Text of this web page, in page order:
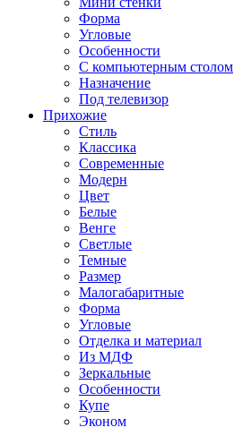
Форма
Угловые
Особенности
С компьютерным столом
Назначение
Под телевизор
Прихожие
Стиль
Классика
Современные
Модерн
Цвет
Белые
Венге
Светлые
Темные
Размер
Малогабаритные
Форма
Угловые
Отделка и материал
Из МДФ
Зеркальные
Особенности
Купе
Эконом